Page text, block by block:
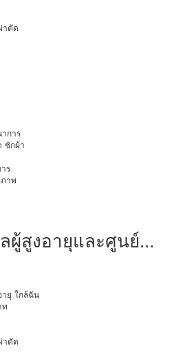
าตัด
การ
ซักผ้า
ร
าพ
ผู้สูงอายุและศูนย์
นฟู
ยุ ใกล้ฉัน
าตัด